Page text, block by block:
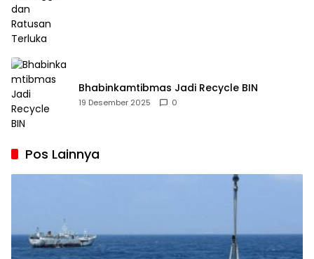
Bhabinkamtibmas Jadi Recycle BIN
19 Desember 2025 0
Pos Lainnya